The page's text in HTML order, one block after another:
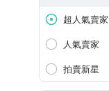
超人氣賣家
人氣賣家
拍賣新星